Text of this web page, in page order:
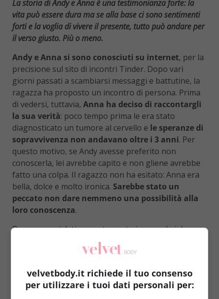
La storia di Andy e Anna è una testimonianza forte: la
vita può essere dura ma se alla base ci sono sentimenti
forti e la voglia di vivere il presente, tutto può andare per
il verso giusto. Più o meno.
Andy e Anna si sono conosciuti su internet, per la
precisione sul sito di incontri Tinder. Dopo vari
giorni passati a scambiarsi messaggi e battutine, la
ragazza ha proposto un incontro di persona. Prima
di vedersi, tuttavia, Anna ha deciso di raccontargli
la sua verità: poco tempo prima le era stato
diagnosticato un tumore al cervello e le speranze di
sopravvivenza non andavano oltre i 3 anni. Per
questo motivo, se Andy avesse preferito non
conoscerla, lei avrebbe capito e non gliene avrebbe
fatto una colpa. Il ragazzo non ha esitato: Anna era
bella, dolce e molto ironica. Sarebbe stato un
peccato non dare nemmeno una possibilità alla
loro conoscenza.
Dopo essersi dati appuntamento in un pub, i due
ragazzi (24 anni lui, 26 lei) hanno chiacchierato di
hanno scoperto delle affinità che ad
un’altra persona. Inevitabile la loro frequentazione,
trasformatasi presto in un vero e proprio
velvetbody.it richiede il tuo consenso
per utilizzare i tuoi dati personali per: